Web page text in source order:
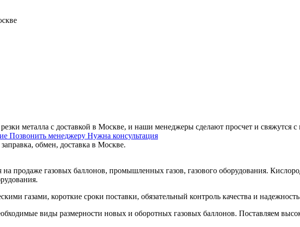
металла с доставкой в Москве, и наши менеджеры сделают просчет и свяжутся
Позвонить менеджеру Нужна консультация
обмен, доставка в Москве.
продаже газовых баллонов, промышленных газов, газового оборудования.
газами, короткие сроки поставки, обязательный контроль качества и
виды размерности новых и оборотных газовых баллонов. Поставляем